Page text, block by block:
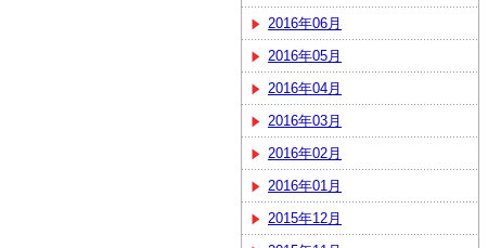
2016年06月
2016年05月
2016年04月
2016年03月
2016年02月
2016年01月
2015年12月